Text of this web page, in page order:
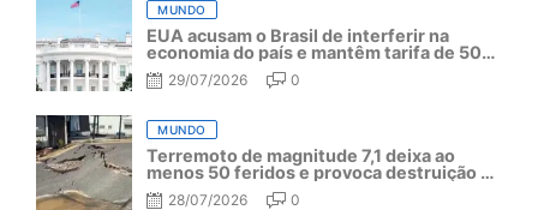
MUNDO
EUA acusam o Brasil de interferir na
economia do país e mantêm tarifa de 50%
por mais um ano
29/07/2026 0
MUNDO
Terremoto de magnitude 7,1 deixa ao
menos 50 feridos e provoca destruição no
Japão
28/07/2026 0